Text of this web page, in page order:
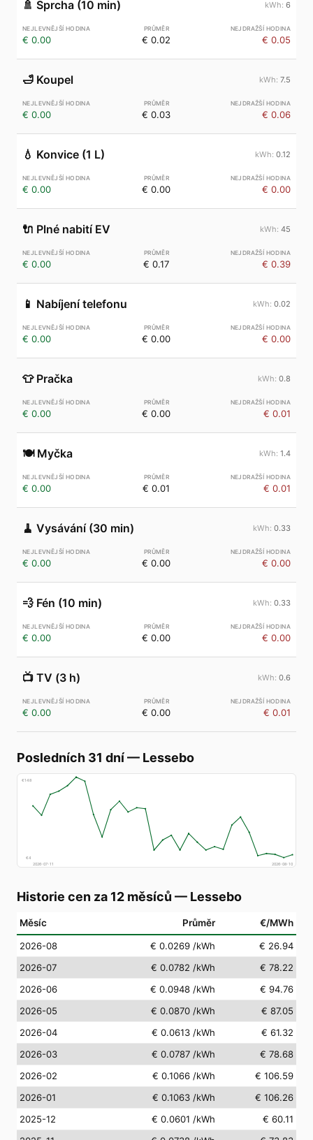
🚿 Sprcha (10 min) 6
€ 0.00 € 0.02 € 0.05
🛁 Koupel 7.5
€ 0.00 € 0.03 € 0.06
💧 Konvice (1 L) 0.12
€ 0.00 € 0.00 € 0.00
🔌 Plné nabití EV 45
€ 0.00 € 0.17 € 0.39
📱 Nabíjení telefonu 0.02
€ 0.00 € 0.00 € 0.00
👕 Pračka 0.8
€ 0.00 € 0.00 € 0.01
🍽️ Myčka 1.4
€ 0.00 € 0.01 € 0.01
🧹 Vysávání (30 min) 0.33
€ 0.00 € 0.00 € 0.00
💨 Fén (10 min) 0.33
€ 0.00 € 0.00 € 0.00
📺 TV (3 h) 0.6
€ 0.00 € 0.00 € 0.01
Posledních 31 dní— Lessebo
€148
€4
2026-07-11
2026-08-10
Historie cen za 12 měsíců — Lessebo
Měsíc Průměr €/MWh
2026-08 € 0.0269 /kWh
€ 26.94
2026-07
€ 0.0782 /kWh
€ 78.22
2026-06
€ 0.0948 /kWh
€ 94.76
2026-05
€ 0.0870 /kWh
€ 87.05
2026-04
€ 0.0613 /kWh
€ 61.32
2026-03
€ 0.0787 /kWh
€ 78.68
2026-02
€ 0.1066 /kWh
€ 106.59
2026-01
€ 0.1063 /kWh
€ 106.26
2025-12
€ 0.0601 /kWh
€ 60.11